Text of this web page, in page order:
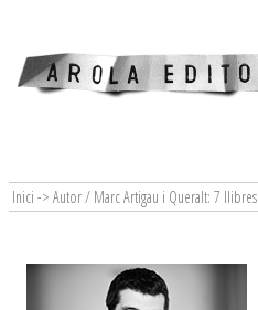
Inici -> Autor / Marc Artigau i Queralt: 7 llibres